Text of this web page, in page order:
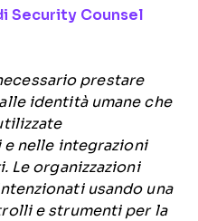
new window
Security Counsel
prestare
identità umane che
e nelle integrazioni
Le organizzazioni
usando una
e strumenti per la